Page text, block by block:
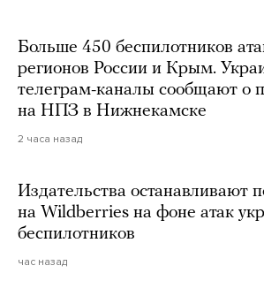
Больше 450 беспилотников
регионов России и Крым.
телеграм-каналы сообщают о
на НПЗ в Нижнекамске
2 часа назад
Издательства останавливают
на Wildberries на фоне атак
беспилотников
час назад